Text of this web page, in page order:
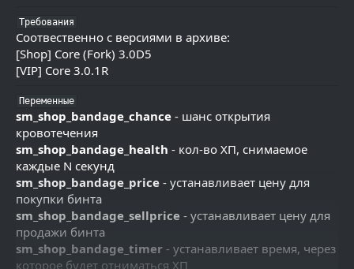
Требования
Соотвественно с версиями в архиве:
[Shop] Core (Fork) 3.0D5
[VIP] Core 3.0.1R
Переменные
sm_shop_bandage_chance - шанс открытия
кровотечения
sm_shop_bandage_health - кол-во ХП, снимаемое
каждые N секунд
sm_shop_bandage_price - устанавливает цену для
покупки бинта
sm_shop_bandage_sellprice - устанавливает цену для
продажи бинта
sm_shop_bandage_timer - устанавливает время, через
которое будет отниматься ХП